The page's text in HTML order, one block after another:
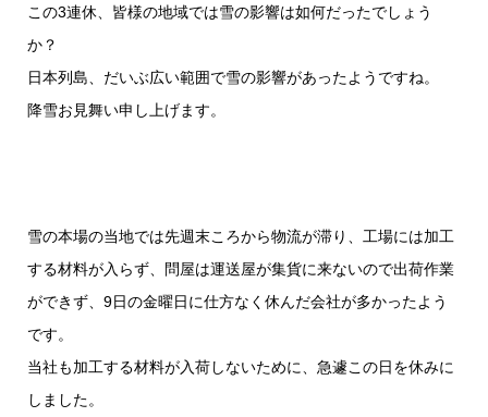
この3連休、皆様の地域では雪の影響は如何だったでしょう
か？
日本列島、だいぶ広い範囲で雪の影響があったようですね。
降雪お見舞い申し上げます。
雪の本場の当地では先週末ころから物流が滞り、工場には加工
する材料が入らず、問屋は運送屋が集貨に来ないので出荷作業
ができず、9日の金曜日に仕方なく休んだ会社が多かったよう
です。
当社も加工する材料が入荷しないために、急遽この日を休みに
しました。